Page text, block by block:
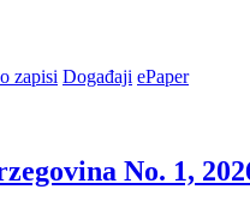
zapisi Događaji ePaper
No. 1,